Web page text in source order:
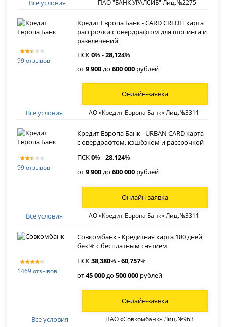
Все условия ПАО "БАНК УРАЛСИБ" Лиц.№2275
99 отзывов
Кредит Европа Банк - CARD CREDIT карта
рассрочки с овердрафтом для шопинга и
развлечений
ПСК0% -28,124%
от9 900до600 000 рублей
Все условия АО «Кредит Европа Банк» Лиц.№3311
Онлайн-заявка
99 отзывов
Кредит Европа Банк - URBAN CARD карта
с овердрафтом, кэшбэком и рассрочкой
ПСК0% -28,124%
от9 900 до600 000 рублей
Все условия АО «Кредит Европа Банк» Лиц.№3311
Онлайн-заявка
1469 отзывов
Совкомбанк - Кредитная карта 180 дней
без % с бесплатным снятием
ПСК38,380% -60,757%
от45 000 до500 000 рублей
Все условия ПАО «Совкомбанк» Лиц.№963
Онлайн-заявка